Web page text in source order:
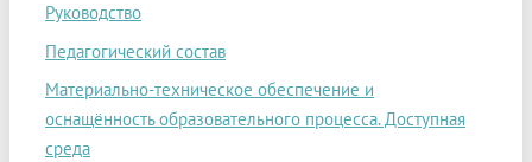
Руководство
Педагогический состав
Материально-техническое обеспечение и
оснащённость образовательного процесса. Доступная
среда